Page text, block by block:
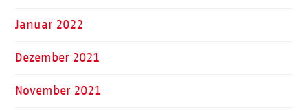
Januar 2022
Dezember 2021
November 2021